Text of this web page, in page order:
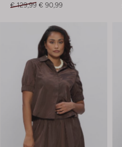
€ 129,99 € 90,99